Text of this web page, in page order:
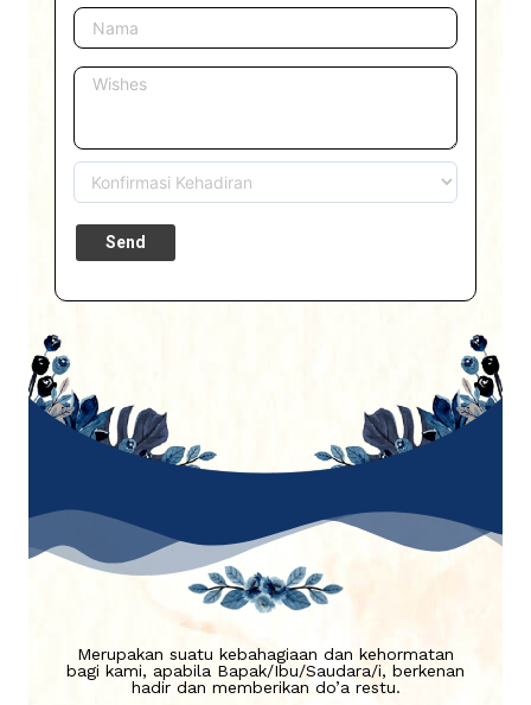
Merupakan suatu kebahagiaan dan kehormatan
bagi kami, apabila Bapak/Ibu/Saudara/i, berkenan
hadir dan memberikan do’a restu.